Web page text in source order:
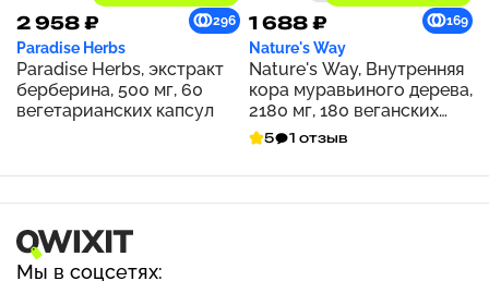
2 958 ₽ 296
Paradise Herbs
Paradise Herbs, экстракт
берберина, 500 мг, 60
вегетарианских капсул
1 688 ₽ 169
Nature's Way
Nature's Way, Внутренняя
кора муравьиного дерева,
2180 мг, 180 веганских
капсул (545 мг на капсулу)
5 1 отзыв
Мы в соцсетях: